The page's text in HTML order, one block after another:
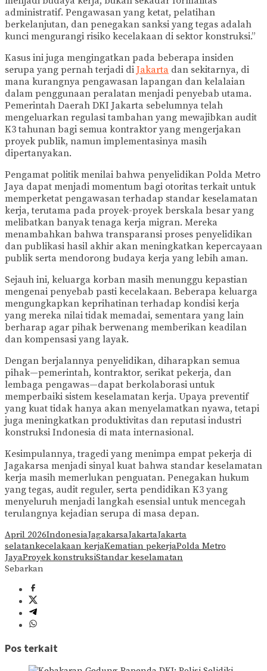
administratif. Pengawasan yang ketat, pelatihan
berkelanjutan, dan penegakan sanksi yang tegas adalah
kunci mengurangi risiko kecelakaan di sektor konstruksi.”
Kasus ini juga mengingatkan pada beberapa insiden
serupa yang pernah terjadi di Jakarta dan sekitarnya, di
mana kurangnya pengawasan lapangan dan kelalaian
dalam penggunaan peralatan menjadi penyebab utama.
Pemerintah Daerah DKI Jakarta sebelumnya telah
mengeluarkan regulasi tambahan yang mewajibkan audit
K3 tahunan bagi semua kontraktor yang mengerjakan
proyek publik, namun implementasinya masih
dipertanyakan.
Pengamat politik menilai bahwa penyelidikan Polda Metro
Jaya dapat menjadi momentum bagi otoritas terkait untuk
memperketat pengawasan terhadap standar keselamatan
kerja, terutama pada proyek-proyek berskala besar yang
melibatkan banyak tenaga kerja migran. Mereka
menambahkan bahwa transparansi proses penyelidikan
dan publikasi hasil akhir akan meningkatkan kepercayaan
publik serta mendorong budaya kerja yang lebih aman.
Sejauh ini, keluarga korban masih menunggu kepastian
mengenai penyebab pasti kecelakaan. Beberapa keluarga
mengungkapkan keprihatinan terhadap kondisi kerja
yang mereka nilai tidak memadai, sementara yang lain
berharap agar pihak berwenang memberikan keadilan
dan kompensasi yang layak.
Dengan berjalannya penyelidikan, diharapkan semua
pihak—pemerintah, kontraktor, serikat pekerja, dan
lembaga pengawas—dapat berkolaborasi untuk
memperbaiki sistem keselamatan kerja. Upaya preventif
yang kuat tidak hanya akan menyelamatkan nyawa, tetapi
juga meningkatkan produktivitas dan reputasi industri
konstruksi Indonesia di mata internasional.
Kesimpulannya, tragedi yang menimpa empat pekerja di
Jagakarsa menjadi sinyal kuat bahwa standar keselamatan
kerja masih memerlukan penguatan. Penegakan hukum
yang tegas, audit reguler, serta pendidikan K3 yang
menyeluruh menjadi langkah esensial untuk mencegah
terulangnya kejadian serupa di masa depan.
April 2026IndonesiaJagakarsaJakartaJakarta
selatankecelakaan kerjaKematian pekerjaPolda Metro
JayaProyek konstruksiStandar keselamatan
Sebarkan
Pos terkait